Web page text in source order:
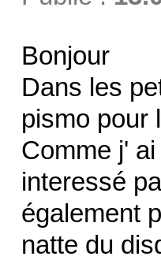
Bonjour
Dans les
pismo pour
Comme j'
interessé
également
natte du